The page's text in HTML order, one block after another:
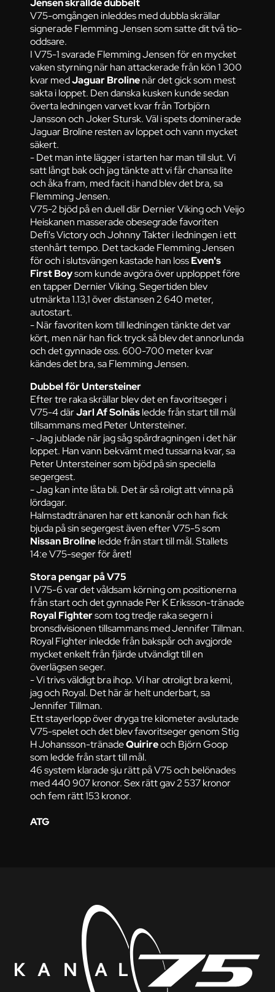
Jensen skrällde dubbelt
V75-omgången inleddes med dubbla skrällar
signerade Flemming Jensen som satte dit två tio-
oddsare.
I V75-1 svarade Flemming Jensen för en mycket
vaken styrning när han attackerade från kön 1 300
kvar medJaguar Brolinenär det gick som mest
sakta i loppet. Den danska kusken kunde sedan
överta ledningen varvet kvar från Torbjörn
Jansson och Joker Stursk. Väl i spets dominerade
Jaguar Broline resten av loppet och vann mycket
säkert.
- Det man inte lägger i starten har man till slut. Vi
satt långt bak och jag tänkte att vi får chansa lite
och åka fram, med facit i hand blev det bra, sa
Flemming Jensen.
V75-2 bjöd på en duell där Dernier Viking och Veijo
Heiskanen masserade obesegrade favoriten
Defi's Victory och Johnny Takter i ledningen i ett
stenhårt tempo. Det tackade Flemming Jensen
för och i slutsvängen kastade han lossEven's
First Boysom kunde avgöra över upploppet före
en tapper Dernier Viking. Segertiden blev
utmärkta 1.13,1 över distansen 2 640 meter,
autostart.
- När favoriten kom till ledningen tänkte det var
kört, men när han fick tryck så blev det annorlunda
och det gynnade oss. 600-700 meter kvar
kändes det bra, sa Flemming Jensen.
Dubbel för Untersteiner
Efter tre raka skrällar blev det en favoritseger i
V75-4 därJarl Af Solnäsledde från start till mål
tillsammans med Peter Untersteiner.
- Jag jublade när jag såg spårdragningen i det här
loppet. Han vann bekvämt med tussarna kvar, sa
Peter Untersteiner som bjöd på sin speciella
segergest.
- Jag kan inte låta bli. Det är så roligt att vinna på
lördagar.
Halmstadtränaren har ett kanonår och han fick
bjuda på sin segergest även efter V75-5 som
Nissan Brolineledde från start till mål. Stallets
14:e V75-seger för året!
Stora pengar på V75
I V75-6 var det våldsam körning om positionerna
från start och det gynnade Per K Eriksson-tränade
Royal Fightersom tog tredje raka segern i
bronsdivisionen tillsammans med Jennifer Tillman.
Royal Fighter inledde från bakspår och avgjorde
mycket enkelt från fjärde utvändigt till en
överlägsen seger.
- Vi trivs väldigt bra ihop. Vi har otroligt bra kemi,
jag och Royal. Det här är helt underbart, sa
Jennifer Tillman.
Ett stayerlopp över dryga tre kilometer avslutade
V75-spelet och det blev favoritseger genom Stig
H Johansson-tränadeQuirireoch Björn Goop
som ledde från start till mål.
46 system klarade sju rätt på V75 och belönades
med 440 907 kronor. Sex rätt gav 2 537 kronor
och fem rätt 153 kronor.
ATG